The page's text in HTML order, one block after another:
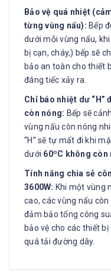
Bảo vệ quá nhiệt
từng vùng nấu): Bếp
dưới mỗi vùng nấu,
bị cạn, cháy,) bếp sẽ
bảo an toàn cho thiết
đáng tiếc xảy ra.
Chỉ báo nhiệt dư “H”
còn nóng: Bếp sẽ
vùng nấu còn nóng
“H” sẽ tự mất đi khi
dưới 60ºC không còn
Tính năng chia sẻ
3600W: Khi một vùng
cao, các vùng nấu
đảm bảo tổng công
bảo vệ cho các thiết
quá tải đường dây.